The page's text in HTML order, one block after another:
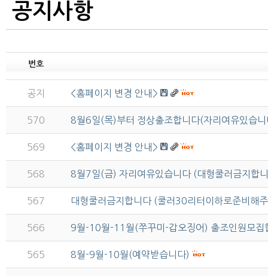
공지사항
번호
공지 <홈페이지 변경 안내>
570 8월6일(목)부터 정상출조합니다(자리여유있습
569 <홈페이지 변경 안내>
568 8월7일(금) 자리여유있습니다 (대형쿨러금지합
567 대형쿨러금지합니다 (쿨러30리터이하로준비해
566 9월-10월-11월(쭈꾸미-갑오징어) 출조인원모집
565 8월-9월-10월(예약받습니다)